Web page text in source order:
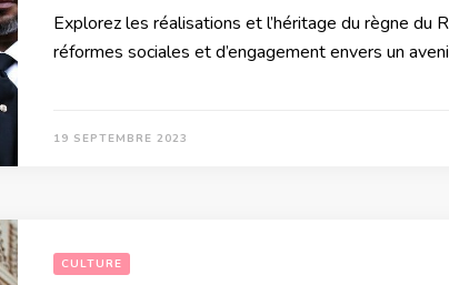
Explorez les réalisations et l’héritage du règne du
réformes sociales et d’engagement envers un
19 SEPTEMBRE 2023
CULTURE